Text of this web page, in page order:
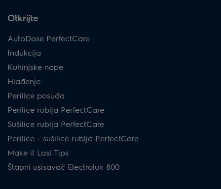
Otkrijte
AutoDose PerfectCare
Indukcija
Kuhinjske nape
Hlađenje
Perilice posuđa
Perilice rublja PerfectCare
Sušilice rublja PerfectCare
Perilice - sušilice rublja PerfectCare
Make it Last Tips
Štapni usisavač Electrolux 800